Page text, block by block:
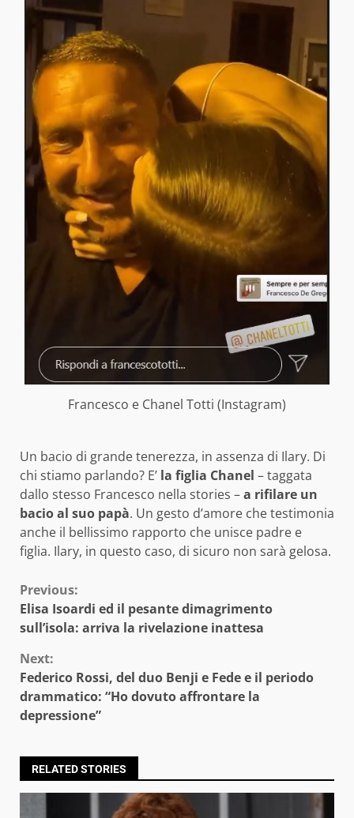
Francesco e Chanel Totti (Instagram)
Un bacio di grande tenerezza, in assenza di Ilary. Di
chi stiamo parlando? E’ la figlia Chanel – taggata
dallo stesso Francesco nella stories –a rifilare un
bacio al suo papà. Un gesto d’amore che testimonia
anche il bellissimo rapporto che unisce padre e
figlia. Ilary, in questo caso, di sicuro non sarà gelosa.
Continue
Reading
Previous:
Elisa Isoardi ed il pesante dimagrimento
sull’isola: arriva la rivelazione inattesa
Next:
Federico Rossi, del duo Benji e Fede e il periodo
drammatico: “Ho dovuto affrontare la
depressione”
RELATED STORIES